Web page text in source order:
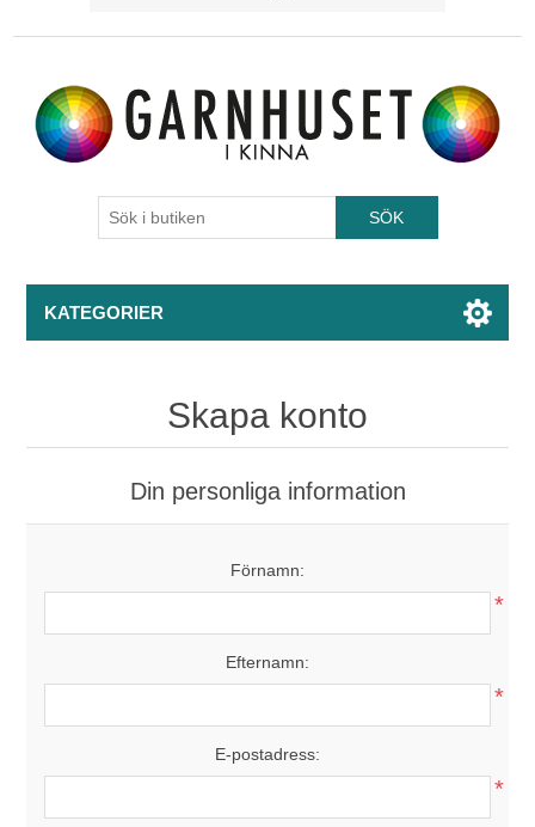
KATEGORIER
Skapa konto
Din personliga information
Förnamn:
*
Efternamn:
*
E-postadress:
*